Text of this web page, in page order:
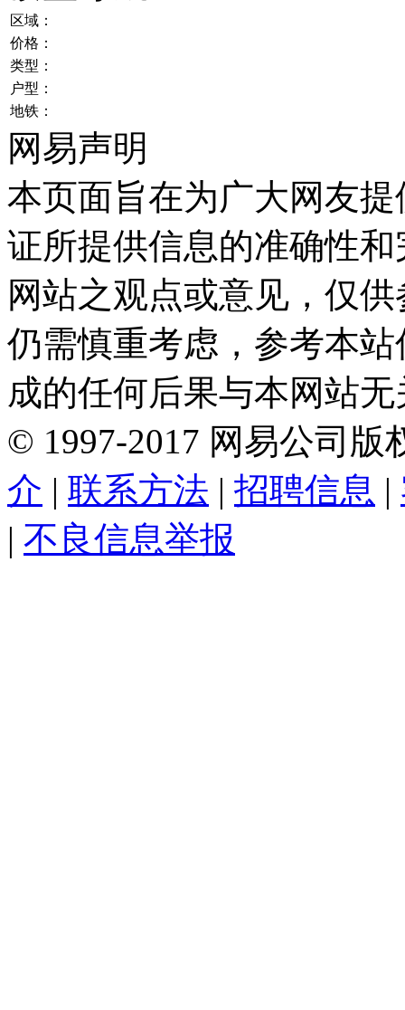
区域：
价格：
类型：
户型：
地铁：
网易声明
本页面旨在为广大网友
证所提供信息的准确性
网站之观点或意见，仅
仍需慎重考虑，参考本
成的任何后果与本网站
© 1997-2017 网易公司版
介 | 联系方法 | 招聘信息 |
| 不良信息举报